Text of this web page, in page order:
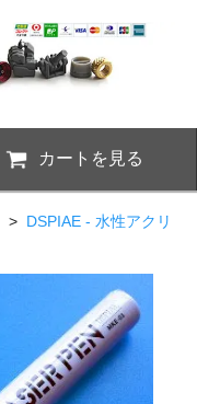
カートを見る
> DSPIAE - 水性アクリ